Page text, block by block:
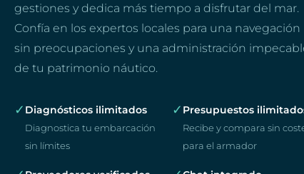
gestiones y dedica más tiempo a disfrutar del mar.
Confía en los expertos locales para una navegación
sin preocupaciones y una administración
de tu patrimonio náutico.
✓ Diagnósticos ilimitados
Diagnostica tu embarcación
sin límites
✓ Presupuestos
Recibe y compara sin
para el armador